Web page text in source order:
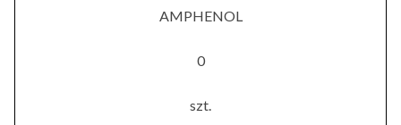
AMPHENOL
0
szt.